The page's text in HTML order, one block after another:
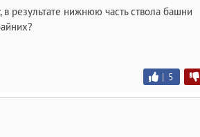
результате нижнюю часть ствола башни
| 5